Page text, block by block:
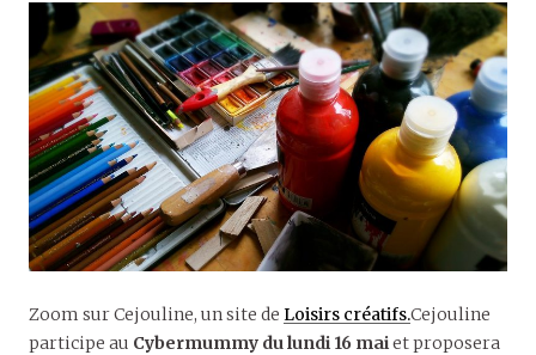
Zoom sur Cejouline, un site de Loisirs créatifs.Cejouline
participe au Cybermummy du lundi 16 maiet proposera